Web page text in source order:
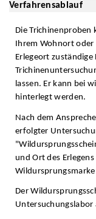
Verfahrensablauf
Die Trichinenproben
Ihrem Wohnort oder
Erlegeort
lassen. Er kann bei
hinterlegt werden.
Nach dem
erfolgter
und Ort des
Der
Untersuchungslabor